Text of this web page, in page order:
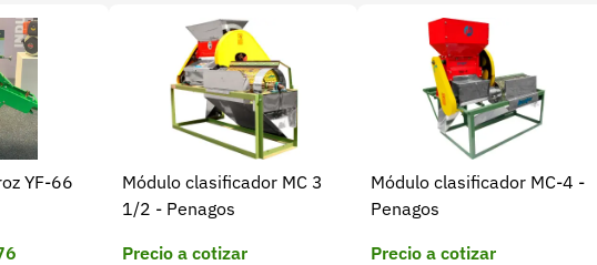
YF-66
Módulo clasificador MC 3
1/2 - Penagos
Precio a cotizar
Módulo clasificador MC-4 -
Penagos
Precio a cotizar